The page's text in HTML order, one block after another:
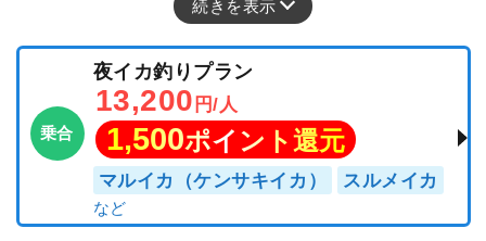
続きを表示
乗合
夜イカ釣りプラン
13,200 円/人
1,500ポイント還元
マルイカ（ケンサキイカ） スルメイカ